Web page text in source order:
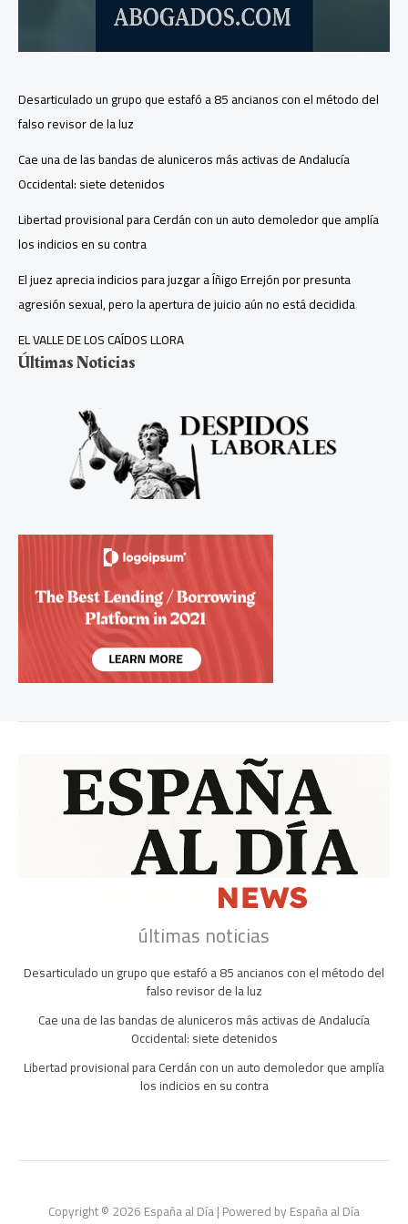
Desarticulado un grupo que estafó a 85 ancianos con el método del
falso revisor de la luz
Cae una de las bandas de aluniceros más activas de Andalucía
Occidental: siete detenidos
Libertad provisional para Cerdán con un auto demoledor que amplía
los indicios en su contra
El juez aprecia indicios para juzgar a Íñigo Errejón por presunta
agresión sexual, pero la apertura de juicio aún no está decidida
EL VALLE DE LOS CAÍDOS LLORA
Últimas Noticias
últimas noticias
Desarticulado un grupo que estafó a 85 ancianos con el método del
falso revisor de la luz
Cae una de las bandas de aluniceros más activas de Andalucía
Occidental: siete detenidos
Libertad provisional para Cerdán con un auto demoledor que amplía
los indicios en su contra
Copyright © 2026 España al Día | Powered by España al Día